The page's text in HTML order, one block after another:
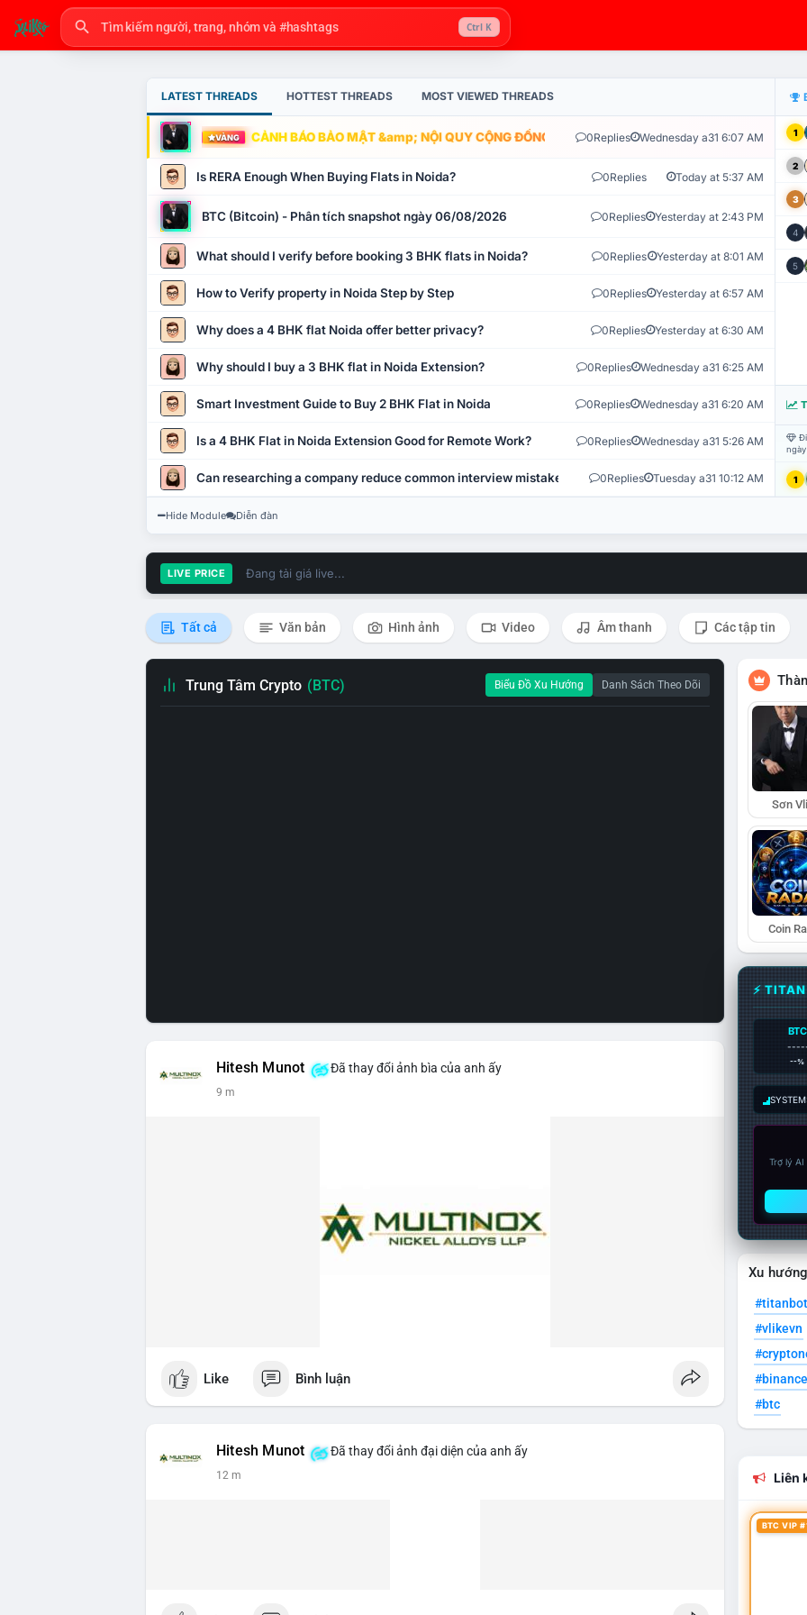
Ctrl K
LATEST THREADS HOTTEST THREADS MOST VIEWED THREADS
VÀNG CẢNH BÁO BẢO MẬT &amp; NỘI QUY CỘNG ĐỒNG VLIKE.VN: HỆ THỐNG GIÁM SÁT TỰ
0Replies Wednesday a31 6:07 AM
Is RERA Enough When Buying Flats in Noida? 0Replies Today at 5:37 AM
BTC (Bitcoin) - Phân tích snapshot ngày 06/08/2026 0Replies Yesterday at 2:43 PM
What should I verify before booking 3 BHK flats in Noida? 0Replies Yesterday at 8:01 AM
How to Verify property in Noida Step by Step 0Replies Yesterday at 6:57 AM
Why does a 4 BHK flat Noida offer better privacy? 0Replies Yesterday at 6:30 AM
Why should I buy a 3 BHK flat in Noida Extension? 0Replies Wednesday a31 6:25 AM
Smart Investment Guide to Buy 2 BHK Flat in Noida 0Replies Wednesday a31 6:20 AM
Is a 4 BHK Flat in Noida Extension Good for Remote Work? 0Replies Wednesday a31 5:26 AM
Can researching a company reduce common interview mistakes? 0Replies Tuesday a31 10:12 AM
1
2
3
4
5
1
Hide Module Diễn đàn
LIVE PRICE Đang tải giá live...
Tất cả Văn bản Hình ảnh Video Âm thanh Các tập tin
Trung Tâm Crypto (BTC) Biểu Đồ Xu Hướng Danh Sách Theo Dõi
Hitesh Munot Đã thay đổi ảnh bìa của anh ấy
9 m
Like Bình luận
Hitesh Munot Đã thay đổi ảnh đại diện của anh ấy
12 m
Sơn
Coin
⚡
BTC
--%
Trợ lý
Xu
#titanbot
#vlikevn
#btc
Liên
BTC VIP